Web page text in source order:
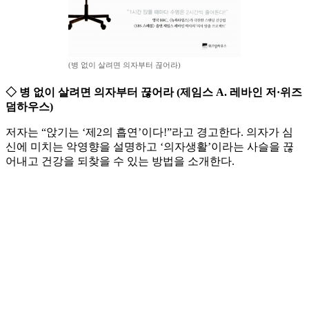
(병 없이 살려면 의자부터 끊어라)
◇ 병 없이 살려면 의자부터 끊어라 (제임스 A. 레바인 저·위즈
덤하우스)
저자는 “앉기는 ‘제2의 흡연’이다!”라고 경고한다. 의자가 심
신에 미치는 악영향을 설명하고 ‘의자생활’이라는 사슬을 끊
어내고 건강을 되찾을 수 있는 방법을 소개한다.